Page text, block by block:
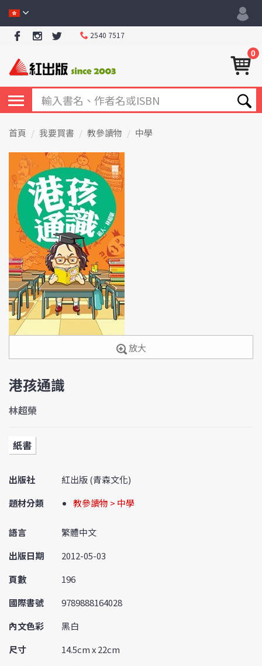
2540 7517
0
首頁 我要買書 教參讀物 中學
放大
港孩通識
林超榮
紙書
出版社
紅出版 (青森文化)
題材分類
教參讀物 > 中學
語言
繁體中文
出版日期
2012-05-03
頁數
196
國際書號
9789888164028
內文色彩
黑白
尺寸
14.5cm x 22cm